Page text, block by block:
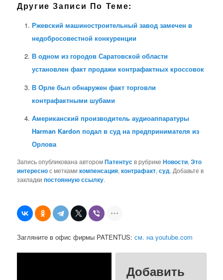
Другие Записи По Теме:
Ржевский машиностроительный завод замечен в
недобросовестной конкуренции
В одном из городов Саратовской области
установлен факт продажи контрафактных кроссовок
В Орле был обнаружен факт торговли
контрафактными шубами
Американский производитель аудиоаппаратуры
Harman Kardon подал в суд на предпринимателя из
Орлова
Запись опубликована авторомПатентусв рубрикеНовости,Это
интереснос меткамикомпенсация,контрафакт,суд. Добавьте в
закладкипостоянную ссылку.
Загляните в офис фирмы PATENTUS:см. на youtube.com
Добавить